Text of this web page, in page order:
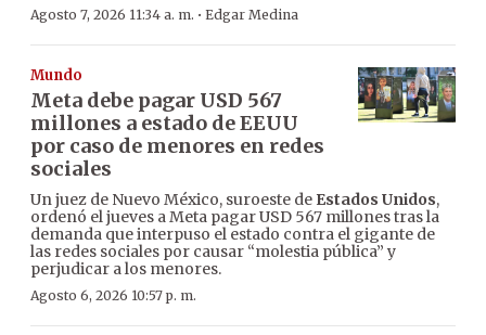
Agosto 7, 2026 11:34 a. m. · Edgar Medina
Mundo
Meta debe pagar USD 567
millones a estado de EEUU
por caso de menores en redes
sociales
Un juez de Nuevo México, suroeste de Estados Unidos,
ordenó el jueves a Meta pagar USD 567 millones tras la
demanda que interpuso el estado contra el gigante de
las redes sociales por causar “molestia pública” y
perjudicar a los menores.
Agosto 6, 2026 10:57 p. m.